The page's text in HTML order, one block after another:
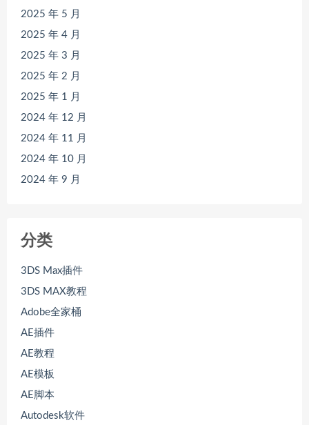
2025 年 5 月
2025 年 4 月
2025 年 3 月
2025 年 2 月
2025 年 1 月
2024 年 12 月
2024 年 11 月
2024 年 10 月
2024 年 9 月
分类
3DS Max插件
3DS MAX教程
Adobe全家桶
AE插件
AE教程
AE模板
AE脚本
Autodesk软件